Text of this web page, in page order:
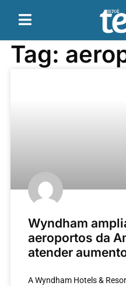
Tag:
Wyndham
aeroportos da
atender
A Wyndham Hotels &